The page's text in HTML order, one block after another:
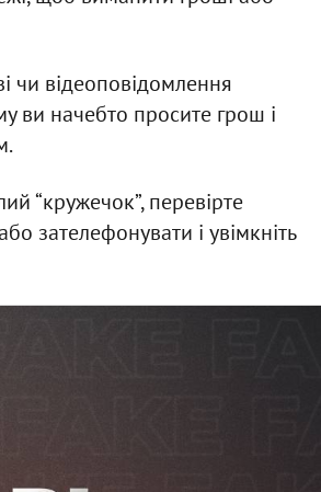
чи відеоповідомлення
ви начебто просите грош і
“кружечок”, перевірте
зателефонувати і увімкніть